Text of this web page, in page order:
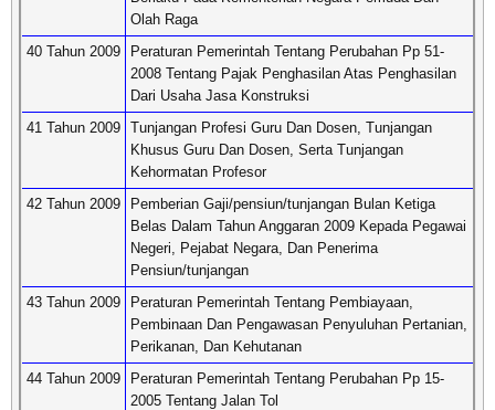
Olah Raga
40 Tahun 2009
Peraturan Pemerintah Tentang Perubahan Pp 51-
2008 Tentang Pajak Penghasilan Atas Penghasilan
Dari Usaha Jasa Konstruksi
41 Tahun 2009 Tunjangan Profesi Guru Dan Dosen, Tunjangan
Khusus Guru Dan Dosen, Serta Tunjangan
Kehormatan Profesor
42 Tahun 2009
Pemberian Gaji/pensiun/tunjangan Bulan Ketiga
Belas Dalam Tahun Anggaran 2009 Kepada Pegawai
Negeri, Pejabat Negara, Dan Penerima
Pensiun/tunjangan
43 Tahun 2009
Peraturan Pemerintah Tentang Pembiayaan,
Pembinaan Dan Pengawasan Penyuluhan Pertanian,
Perikanan, Dan Kehutanan
44 Tahun 2009
Peraturan Pemerintah Tentang Perubahan Pp 15-
2005 Tentang Jalan Tol